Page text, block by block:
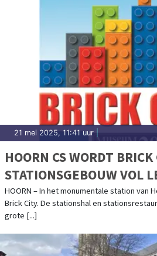
21 mei 2025, 11:41 uur
HOORN CS WORDT BRICK
STATIONSGEBOUW VOL
HOORN – In het monumentale station van
Brick City. De stationshal en
grote [...]